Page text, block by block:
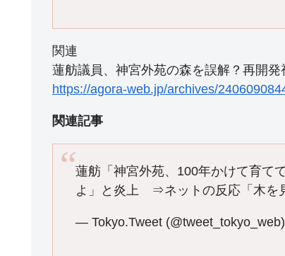
関連
蓮舫議員、神宮外苑の森を誤解？再開
https://agora-web.jp/archives/
関連記事
蓮舫「神宮外苑、100年かけて育て
よ」と炎上 ⇒ネットの反応「木を
— Tokyo.Tweet